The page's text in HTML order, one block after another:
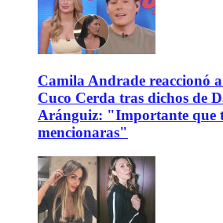
Camila Andrade reaccionó
Cuco Cerda tras dichos de
Aránguiz: "Importante que
mencionaras"